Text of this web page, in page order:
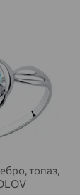
топаз,
Актюбинский, Азнакаевский район